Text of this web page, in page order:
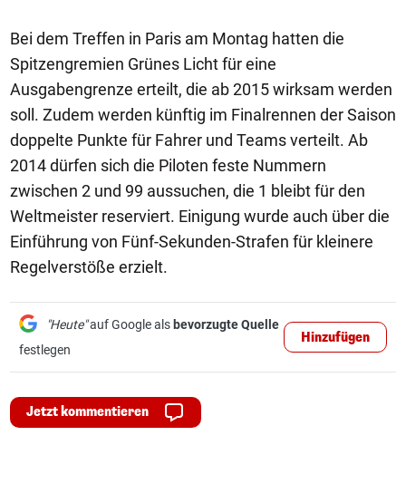
Bei dem Treffen in Paris am Montag hatten die
Spitzengremien Grünes Licht für eine
Ausgabengrenze erteilt, die ab 2015 wirksam werden
soll. Zudem werden künftig im Finalrennen der Saison
doppelte Punkte für Fahrer und Teams verteilt. Ab
2014 dürfen sich die Piloten feste Nummern
zwischen 2 und 99 aussuchen, die 1 bleibt für den
Weltmeister reserviert. Einigung wurde auch über die
Einführung von Fünf-Sekunden-Strafen für kleinere
Regelverstöße erzielt.
"Heute"auf Google als bevorzugte Quelle
festlegen
Hinzufügen
Jetzt kommentieren